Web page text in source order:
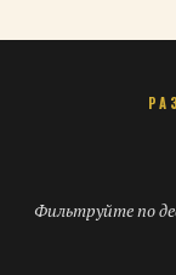
Фильтруйте по